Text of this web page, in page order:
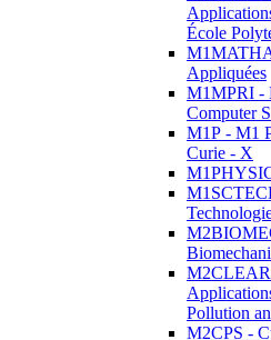
École
Appliquées
M1MPRI -
Computer
M1P - M1
Curie - X
M2CLEAR
Pollution
M2CPS -